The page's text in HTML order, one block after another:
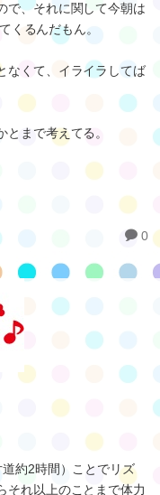
で、それに関して今朝は
くるんだもん。
なくて、イライラしてば
まで考えてる。
0
約2時間）ことでリズ
それ以上のことまで体力